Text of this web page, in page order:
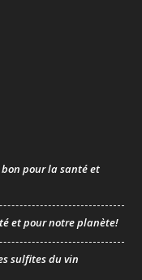
bon pour la santé et
et pour notre planète!
sulfites du vin